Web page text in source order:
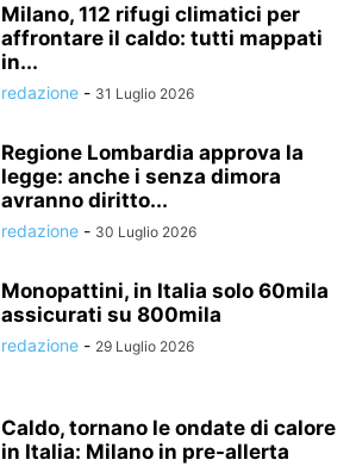
Milano, 112 rifugi climatici per
affrontare il caldo: tutti mappati
in...
redazione - 31 Luglio 2026
Regione Lombardia approva la
legge: anche i senza dimora
avranno diritto...
redazione - 30 Luglio 2026
Monopattini, in Italia solo 60mila
assicurati su 800mila
redazione - 29 Luglio 2026
Caldo, tornano le ondate di calore
in Italia: Milano in pre-allerta